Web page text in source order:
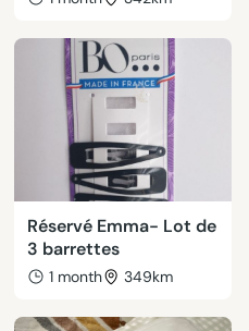
Réservé Emma- Lot de
3 barrettes
1 month 349km